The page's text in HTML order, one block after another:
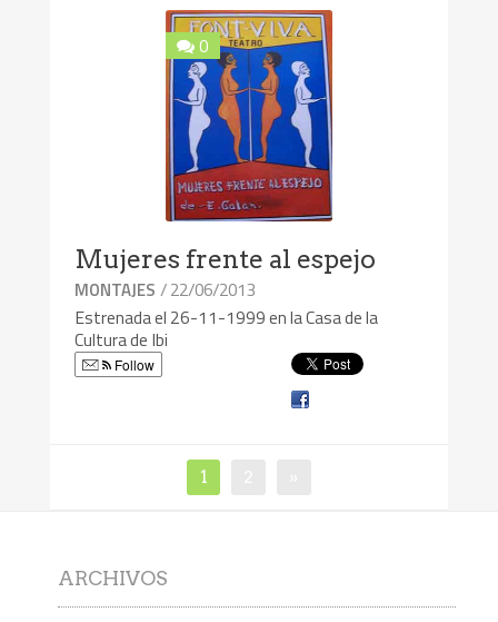
0
Mujeres frente al espejo
MONTAJES / 22/06/2013
Estrenada el 26-11-1999 en la Casa de la
Cultura de Ibi
Follow
1
ARCHIVOS